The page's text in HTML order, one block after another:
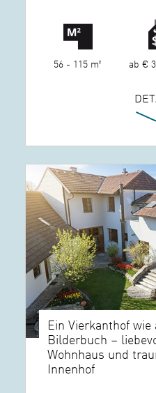
56 - 115 m² ab €
Ein Vierkanthof wie
Bilderbuch –
Wohnhaus und
Innenhof